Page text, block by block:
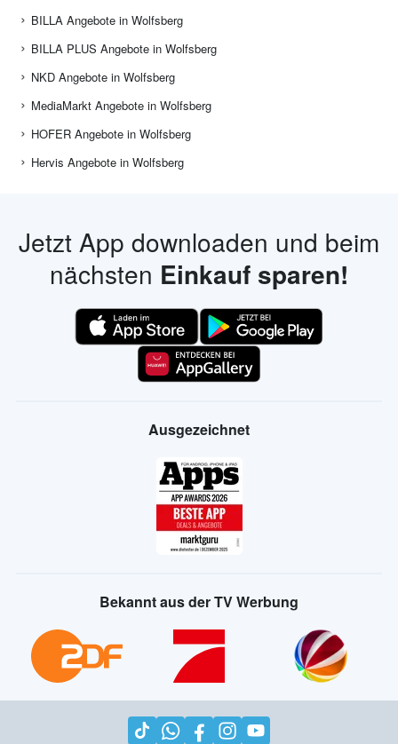
BILLA Angebote in Wolfsberg
BILLA PLUS Angebote in Wolfsberg
NKD Angebote in Wolfsberg
MediaMarkt Angebote in Wolfsberg
HOFER Angebote in Wolfsberg
Hervis Angebote in Wolfsberg
Jetzt App downloaden und beim
nächsten Einkauf sparen!
Ausgezeichnet
Bekannt aus der TV Werbung